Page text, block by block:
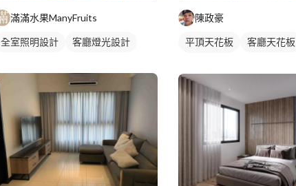
滿滿水果ManyFruits
全室照明設計 客廳燈光設計
陳政豪
平頂天花板
客廳天花板